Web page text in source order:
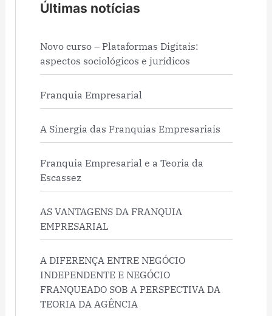
Últimas notícias
Novo curso – Plataformas Digitais:
aspectos sociológicos e jurídicos
Franquia Empresarial
A Sinergia das Franquias Empresariais
Franquia Empresarial e a Teoria da
Escassez
AS VANTAGENS DA FRANQUIA
EMPRESARIAL
A DIFERENÇA ENTRE NEGÓCIO
INDEPENDENTE E NEGÓCIO
FRANQUEADO SOB A PERSPECTIVA DA
TEORIA DA AGÊNCIA